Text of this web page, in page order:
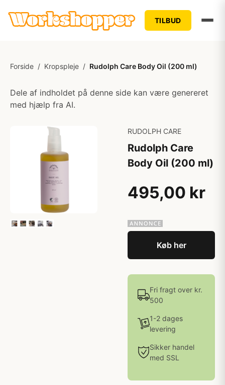
TILBUD
Forside / Kropspleje / Rudolph Care Body Oil (200 ml)
Dele af indholdet på denne side kan være genereret
med hjælp fra AI.
RUDOLPH CARE
Rudolph Care
Body Oil (200 ml)
495,00 kr
Køb her
Fri fragt over kr.
500
1-2 dages
levering
Sikker handel
med SSL